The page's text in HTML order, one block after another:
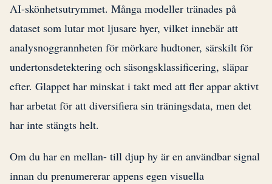
AI-skönhetsutrymmet. Många modeller tränades på
dataset som lutar mot ljusare hyer, vilket innebär att
analysnoggrannheten för mörkare hudtoner, särskilt för
undertonsdetektering och säsongsklassificering, släpar
efter. Glappet har minskat i takt med att fler appar aktivt
har arbetat för att diversifiera sin träningsdata, men det
har inte stängts helt.
Om du har en mellan- till djup hy är en användbar signal
innan du prenumererar appens egen visuella